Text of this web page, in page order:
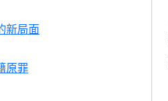
新局面
原罪